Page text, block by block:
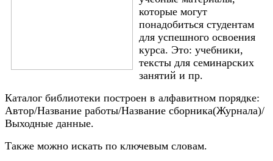
которые могут
понадобиться студентам
для успешного освоения
курса. Это: учебники,
тексты для семинарских
занятий и пр.
Каталог библиотеки построен в алфавитном порядке:
Автор/Название работы/Название сборника(Журнала)/
Выходные данные.
Также можно искать по ключевым словам.